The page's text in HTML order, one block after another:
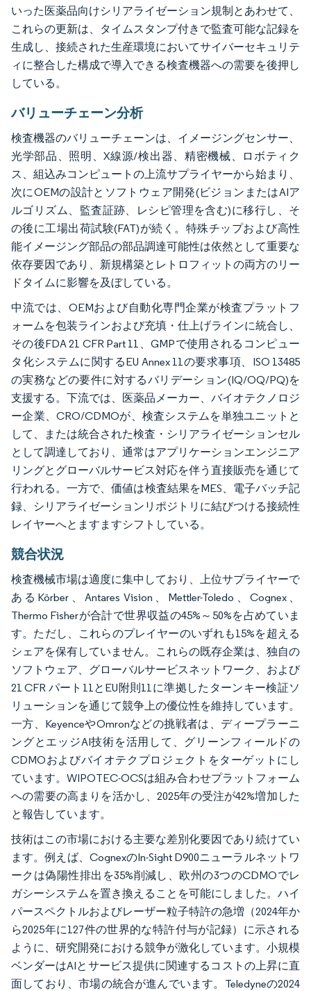
いった医薬品向けシリアライゼーション規制とあわせて、
これらの更新は、タイムスタンプ付きで監査可能な記録を
生成し、接続された生産環境においてサイバーセキュリテ
ィに整合した構成で導入できる検査機器への需要を後押し
している。
バリューチェーン分析
検査機器のバリューチェーンは、イメージングセンサー、
光学部品、照明、X線源/検出器、精密機械、ロボティク
ス、組込みコンピュートの上流サプライヤーから始まり、
次にOEMの設計とソフトウェア開発(ビジョンまたはAIア
ルゴリズム、監査証跡、レシピ管理を含む)に移行し、そ
の後に工場出荷試験(FAT)が続く。特殊チップおよび高性
能イメージング部品の部品調達可能性は依然として重要な
依存要因であり、新規構築とレトロフィットの両方のリー
ドタイムに影響を及ぼしている。
中流では、OEMおよび自動化専門企業が検査プラットフ
ォームを包装ラインおよび充填・仕上げラインに統合し、
その後FDA 21 CFR Part 11、GMPで使用されるコンピュー
タ化システムに関するEU Annex 11の要求事項、ISO 13485
の実務などの要件に対するバリデーション(IQ/OQ/PQ)を
支援する。下流では、医薬品メーカー、バイオテクノロジ
ー企業、CRO/CDMOが、検査システムを単独ユニットと
して、または統合された検査・シリアライゼーションセル
として調達しており、通常はアプリケーションエンジニア
リングとグローバルサービス対応を伴う直接販売を通じて
行われる。一方で、価値は検査結果をMES、電子バッチ記
録、シリアライゼーションリポジトリに結びつける接続性
レイヤーへとますますシフトしている。
競合状況
検査機械市場は適度に集中しており、上位サプライヤーで
あるKörber、Antares Vision、Mettler-Toledo、Cognex、
Thermo Fisherが合計で世界収益の45%～50%を占めていま
す。ただし、これらのプレイヤーのいずれも15%を超える
シェアを保有していません。これらの既存企業は、独自の
ソフトウェア、グローバルサービスネットワーク、および
21 CFR パート11とEU附則11に準拠したターンキー検証ソ
リューションを通じて競争上の優位性を維持しています。
一方、KeyenceやOmronなどの挑戦者は、ディープラーニ
ングとエッジAI技術を活用して、グリーンフィールドの
CDMOおよびバイオテクプロジェクトをターゲットにし
ています。WIPOTEC-OCSは組み合わせプラットフォーム
への需要の高まりを活かし、2025年の受注が42%増加した
と報告しています。
技術はこの市場における主要な差別化要因であり続けてい
ます。例えば、CognexのIn-Sight D900ニューラルネットワ
ークは偽陽性排出を35%削減し、欧州の3つのCDMOでレ
ガシーシステムを置き換えることを可能にしました。ハイ
パースペクトルおよびレーザー粒子特許の急増（2024年か
ら2025年に127件の世界的な特許付与が記録）に示される
ように、研究開発における競争が激化しています。小規模
ベンダーはAIとサービス提供に関連するコストの上昇に直
面しており、市場の統合が進んでいます。Teledyneの2024